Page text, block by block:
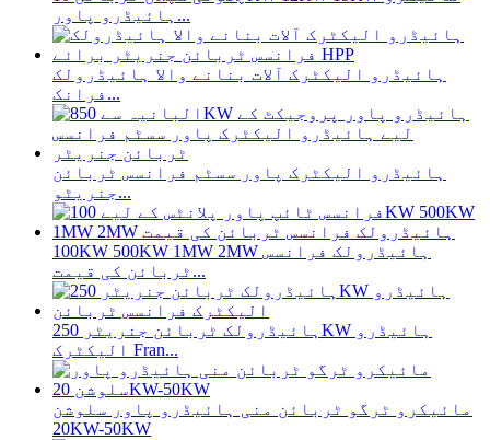
ہائیڈرو پاور...
ہائیڈرو الیکٹرک آلات بنانے والا ہائیڈرولک
فرانک...
ہائیڈرو الیکٹرک پاور سسٹم فرانسس ٹربائن
جنریٹو...
100KW 500KW 1MW 2MW ہائیڈرولک فرانسس
ٹربائن کی قیمت...
ہائیڈرولک ٹربائن جنریٹر 250KW ہائیڈرو
الیکٹرک Fran...
مائیکرو ٹرگو ٹربائن منی ہائیڈرو پاور سلوشن
20KW-50KW